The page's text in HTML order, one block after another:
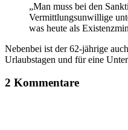
„Man muss bei den
Vermittlungsunwillige
was heute als
Nebenbei ist der 62-jährige
Urlaubstagen und für eine
2 Kommentare